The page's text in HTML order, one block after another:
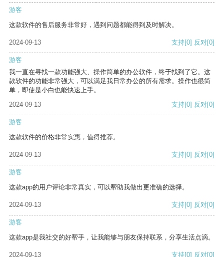
游客
这款软件的售后服务非常好，遇到问题都能得到及时解决。
2024-09-13 支持[0] 反对[0]
游客
我一直在寻找一款功能强大、操作简单的办公软件，终于找到了它。这
款软件的功能非常强大，可以满足我日常办公的所有需求。操作也很简
单，即使是小白也能快速上手。
2024-09-13
支持[0] 反对[0]
游客
这款软件的价格非常实惠，值得推荐。
2024-09-13 支持[0] 反对[0]
游客
这款app的用户评论非常真实，可以帮助我做出更准确的选择。
2024-09-13 支持[0] 反对[0]
游客
这款app是我社交的好帮手，让我能够与朋友保持联系，分享生活点滴。
2024-09-13 支持[0] 反对[0]